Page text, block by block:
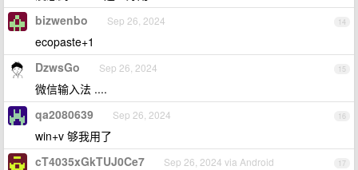
14
bizwenbo Sep 26, 2024
ecopaste+1
15
DzwsGo Sep 26, 2024
微信输入法 ....
16
qa2080639 Sep 26, 2024
win+v 够我用了
17
cT4035xGkTUJ0Ce7 Sep 26, 2024 via Android